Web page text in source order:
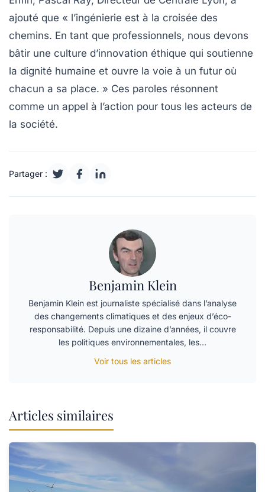
ajouté que « l’ingénierie est à la croisée des
chemins. En tant que professionnels, nous devons
bâtir une culture d’innovation éthique qui soutienne
la dignité humaine et ouvre la voie à un futur où
chacun a sa place. » Ces paroles résonnent
comme un appel à l’action pour tous les acteurs de
la société.
Partager :
Benjamin Klein
Benjamin Klein est journaliste spécialisé dans l’analyse
des changements climatiques et des enjeux d’éco-
responsabilité. Depuis une dizaine d’années, il couvre
les politiques environnementales, les…
Voir tous les articles
Articles similaires